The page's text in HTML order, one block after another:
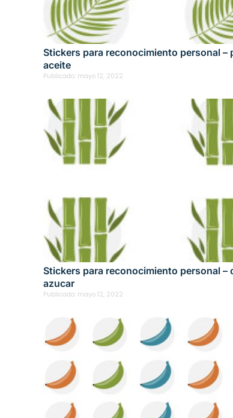
Stickers para reconocimiento personal –
aceite
Publicado: mayo 12, 2022
Stickers para reconocimiento personal –
azucar
Publicado: mayo 12, 2022